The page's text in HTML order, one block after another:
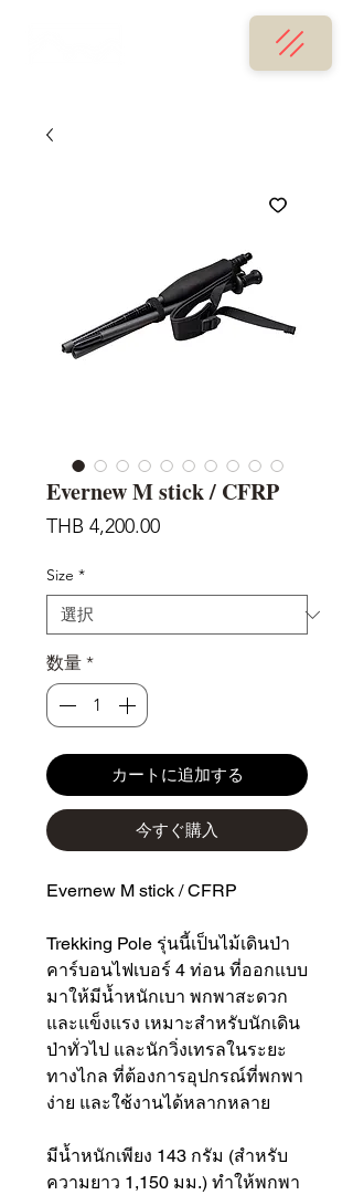
Evernew M stick / CFRP
THB 4,200.00価
Size *
数量 *
カートに追加する
今すぐ購入
Evernew M stick / CFRP
Trekking Pole รุ่นนี้เป็นไม้เดินป่า
คาร์บอนไฟเบอร์ 4 ท่อน ที่ออกแบบ
มาให้มีน้ำหนักเบา พกพาสะดวก
และแข็งแรง เหมาะสำหรับนักเดิน
ป่าทั่วไป และนักวิ่งเทรลในระยะ
ทางไกล ที่ต้องการอุปกรณ์ที่พกพา
ง่าย และใช้งานได้หลากหลาย
มีน้ำหนักเพียง 143 กรัม (สำหรับ
ความยาว 1,150 มม.) ทำให้พกพา